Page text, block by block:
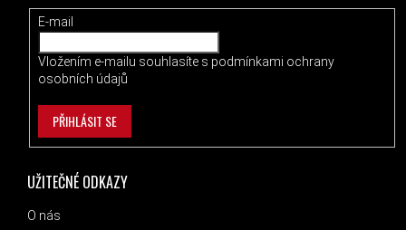
UŽITEČNÉ ODKAZY
O nás
E-mail
Vložením e-mailu souhlasíte s podmínkami ochrany
osobních údajů
PŘIHLÁSIT SE